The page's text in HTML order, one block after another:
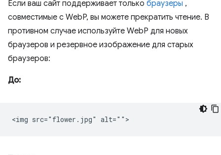
Если ваш сайт поддерживает только браузеры ,
совместимые с WebP, вы можете прекратить чтение. В
противном случае используйте WebP для новых
браузеров и резервное изображение для старых
браузеров:
До: